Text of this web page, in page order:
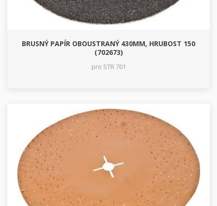
BRUSNÝ PAPÍR OBOUSTRANÝ 430MM, HRUBOST 150
(702673)
pro STR 701